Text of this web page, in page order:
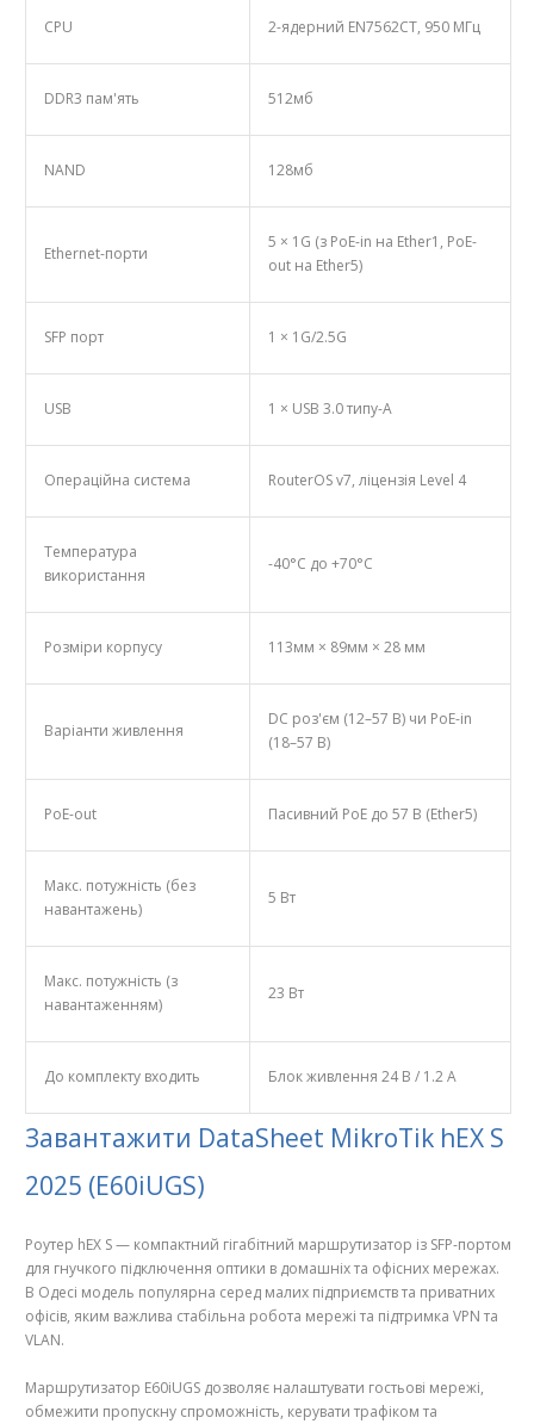
CPU 2-ядерний EN7562CT, 950 MГц
DDR3 пам'ять 512мб
NAND 128мб
Ethernet-порти
5 × 1G (з PoE-in на Ether1, PoE-
out на Ether5)
SFP порт 1 × 1G/2.5G
USB 1 × USB 3.0 типу-A
Операційна система RouterOS v7, ліцензія Level 4
Температура
використання
-40°C до +70°C
Розміри корпусу 113мм × 89мм × 28 мм
Варіанти живлення
DC роз'єм (12–57 В) чи PoE-in
(18–57 В)
PoE-out Пасивний PoE до 57 В (Ether5)
Макс. потужність (без
навантажень)
5 Вт
Макс. потужність (з
навантаженням)
23 Вт
До комплекту входить Блок живлення 24 В / 1.2 А
Завантажити DataSheet MikroTik hEX S
2025 (E60iUGS)
Роутер hEX S — компактний гігабітний маршрутизатор із SFP-портом
для гнучкого підключення оптики в домашніх та офісних мережах.
В Одесі модель популярна серед малих підприємств та приватних
офісів, яким важлива стабільна робота мережі та підтримка VPN та
VLAN.
Маршрутизатор E60iUGS дозволяє налаштувати гостьові мережі,
обмежити пропускну спроможність, керувати трафіком та